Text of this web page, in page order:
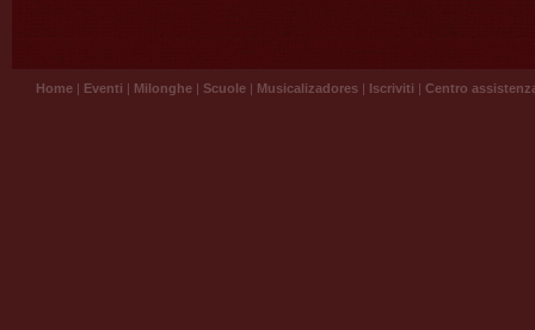
Home | Eventi | Milonghe | Scuole | Musicalizadores | Iscriviti | Centro